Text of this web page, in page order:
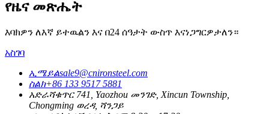
የዜና መጽሔት
እባክዎን ለእኛ ይተዉልን እና በ24 ሰዓታት ውስጥ እናነጋግርዎታለን።
አስገባ
ኢሜይልsale9@cnironsteel.com
ስልክ+86 133 9517 5881
አድራሻቁጥር 741, Yaozhou መንገድ, Xincun Township,
Chongming ወረዳ, ሻንጋይ